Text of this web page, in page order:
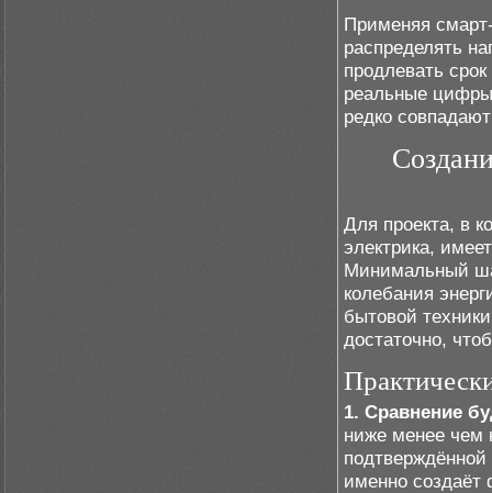
Применяя
распределять
продлевать
реальные
редко
Для проекта, в
электрика,
Минимальный
колебания
бытовой
достаточно,
1. Сравнение
ниже менее чем
именно создаёт